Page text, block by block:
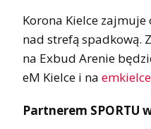
Korona Kielce
nad strefą spadkową.
na Exbud Arenie
eM Kielce i na
Partnerem SPORTU